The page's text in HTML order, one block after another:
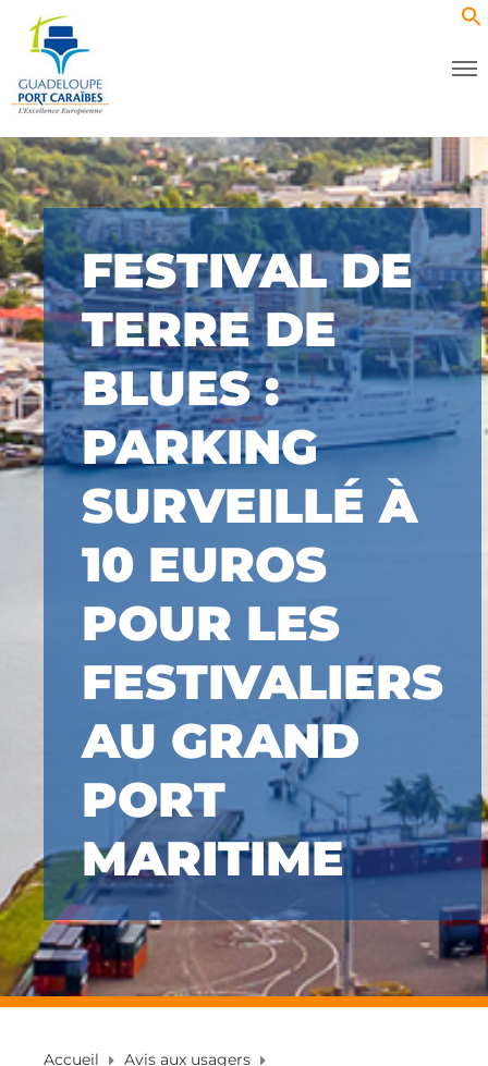
FESTIVAL DE
TERRE DE
BLUES :
PARKING
SURVEILLÉ À
10 EUROS
POUR LES
FESTIVALIERS
AU GRAND
PORT
MARITIME
Accueil
Avis aux usagers